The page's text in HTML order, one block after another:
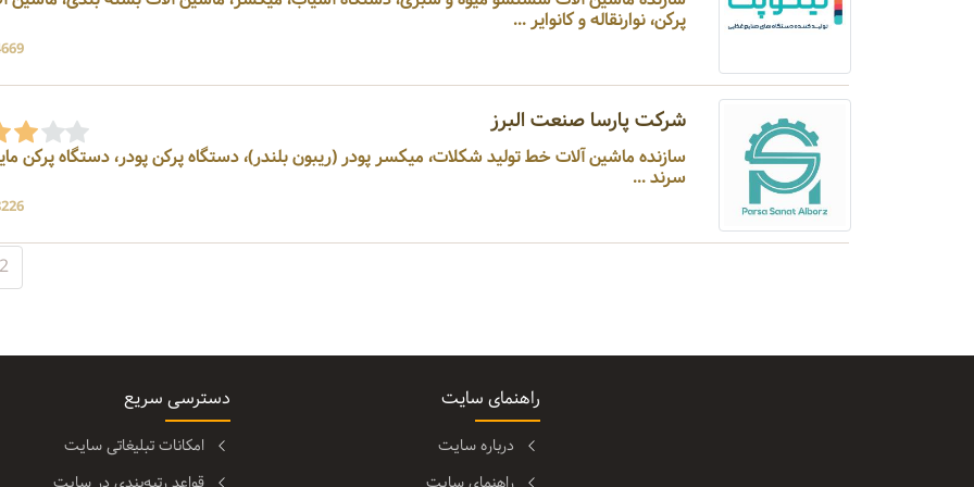
پرکن، نوارنقاله و کانوایر ...
4669
شرکت پارسا صنعت البرز
سازنده ماشین آلات خط تولید شکلات، میکسر پودر (ریبون بلندر)، دستگاه پرکن پودر، دستگاه پرکن
سرند ...
8226
2
راهنمای سایت
درباره سایت
دسترسی سریع
امکانات تبلیغاتی سایت